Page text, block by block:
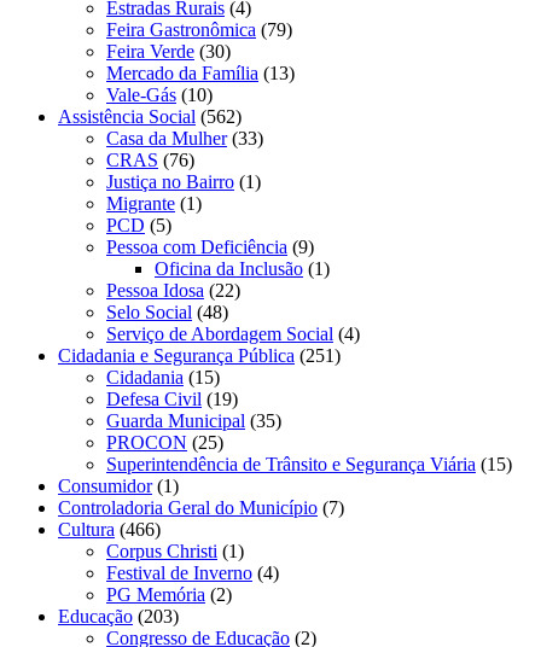
Estradas Rurais (4)
Feira Gastronômica (79)
Feira Verde (30)
Mercado da Família (13)
Vale-Gás (10)
Assistência Social (562)
Casa da Mulher(33)
CRAS (76)
Justiça no Bairro (1)
Migrante (1)
PCD (5)
Pessoa com Deficiência (9)
Oficina da Inclusão (1)
Pessoa Idosa (22)
Selo Social (48)
Serviço de Abordagem Social (4)
Cidadania e Segurança Pública (251)
Cidadania (15)
Defesa Civil (19)
Guarda Municipal (35)
PROCON (25)
Superintendência de Trânsito e Segurança Viária (15)
Consumidor(1)
Controladoria Geral do Município (7)
Cultura (466)
Corpus Christi (1)
Festival de Inverno (4)
PG Memória (2)
Educação (203)
Congresso de Educação (2)